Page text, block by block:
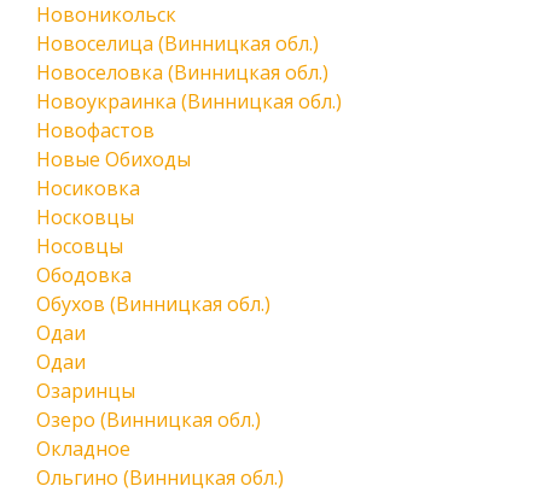
Новоникольск
Новоселица (Винницкая обл.)
Новоселовка (Винницкая обл.)
Новоукраинка (Винницкая обл.)
Новофастов
Новые Обиходы
Носиковка
Носковцы
Носовцы
Ободовка
Обухов (Винницкая обл.)
Одаи
Одаи
Озаринцы
Озеро (Винницкая обл.)
Окладное
Ольгино (Винницкая обл.)